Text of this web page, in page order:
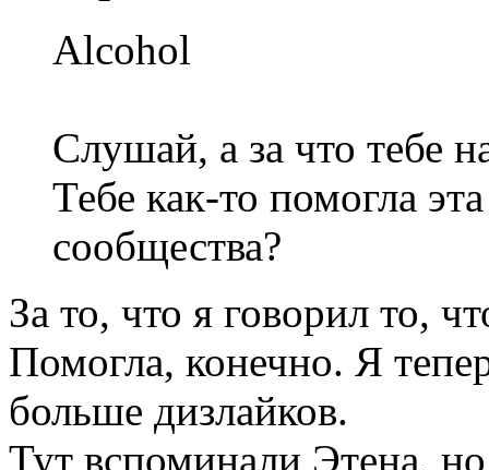
Alcohol
Слушай, а за что тебе
Тебе как-то помогла
сообщества?
За то, что я говорил то,
Помогла, конечно. Я
больше дизлайков.
Тут вспоминали Этена,